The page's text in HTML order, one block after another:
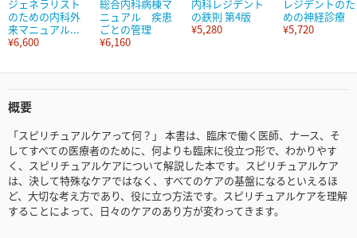
ジェネラリスト
のための内科外
来マニュアル...
¥6,600
総合内科病棟マ
ニュアル 疾患
ごとの管理
¥6,160
内科レジデント
の鉄則 第4版
¥5,280
レジデントのた
めの神経診療
¥5,720
概要
「スピリチュアルケアって何？」 本書は、臨床で働く医師、ナース、そ
してすべての医療者のために、何よりも臨床に役立つ形で、わかりやす
く、スピリチュアルケアについて解説した本です。スピリチュアルケア
は、決して特殊なケアではなく、すべてのケアの基盤になるといえるほ
ど、大切な考え方であり、役に立つ方法です。スピリチュアルケアを理解
することによって、日々のケアのあり方が変わってきます。